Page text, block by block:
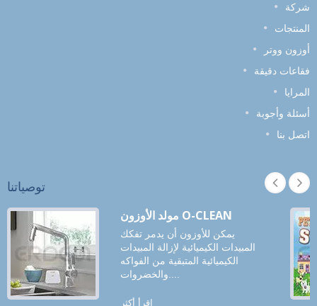
شركة
المنتجات
أوزون ووتر
فقاعات دقيقة
المرايا
أسئلة وأجوبة
اتصل بنا
توصياتنا
مولد الأوزون O-CLEAN
يمكن للأوزون أن يدمر تفكك
المبيدات الكيميائية لإزالة المبيدات
الكيميائية المتبقية من الفواكه
اقرأ أكثر